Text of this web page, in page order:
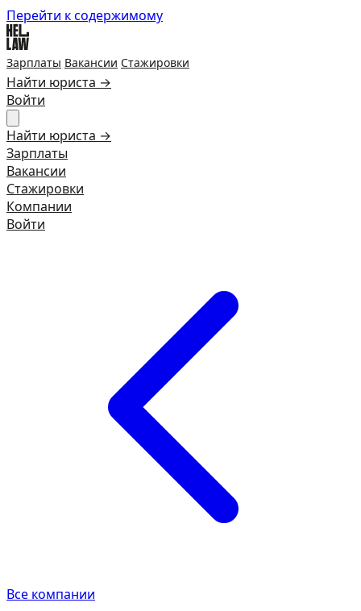
Перейти к содержимому
Зарплаты Вакансии Стажировки
Найти юриста →
Войти
Найти юриста →
Зарплаты
Вакансии
Стажировки
Компании
Войти
Все компании